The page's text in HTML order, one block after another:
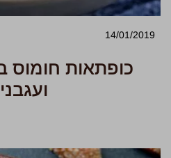
14/01/2019
כופתאות חומוס